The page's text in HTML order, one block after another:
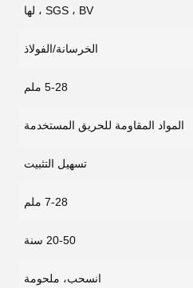
SGS ، BV ، لها
الخرسانة/الفولاذ
5-28 ملم
المواد المقاومة للحريق المستخدمة
تسهيل التثبيت
7-28 ملم
20-50 سنة
انسحب، ملحومة